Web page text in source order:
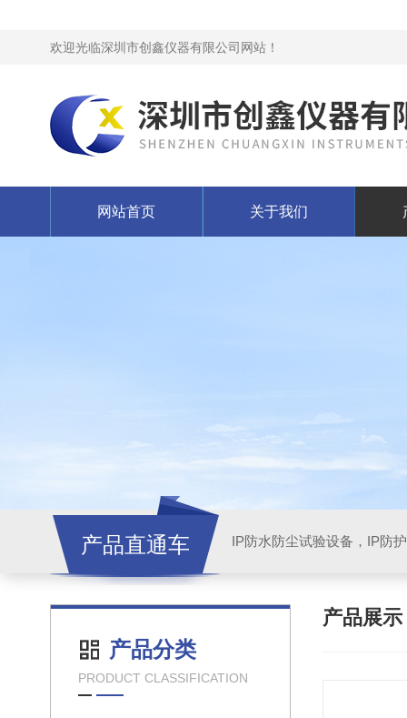
欢迎光临深圳市创鑫仪器有限公司网站！
网站首页 关于我们
产品直通车
产品分类
PRODUCT CLASSIFICATION
产品展示